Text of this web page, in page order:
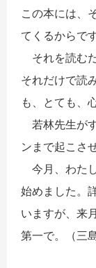
この本には、
てくるからです
それを読む
それだけで読
も、とても、
若林先生が
ンまで起こさ
今月、わた
始めました。
いますが、来
第一で。（三